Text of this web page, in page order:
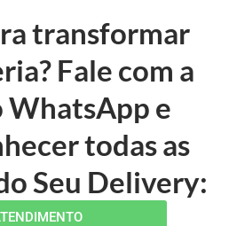
transformar
Fale com a
WhatsApp e
todas as
Seu Delivery: